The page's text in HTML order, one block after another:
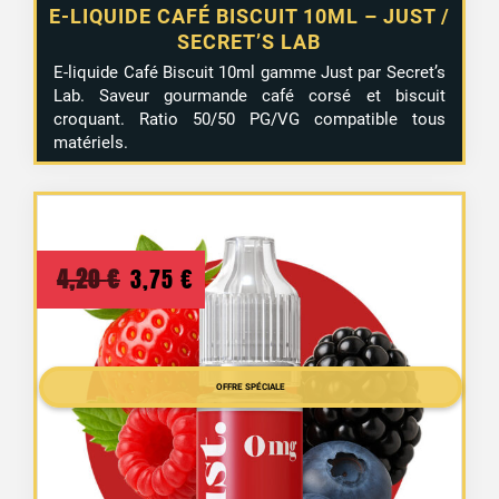
E-LIQUIDE CAFÉ BISCUIT 10ML – JUST /
SECRET’S LAB
E-liquide Café Biscuit 10ml gamme Just par Secret’s
Lab. Saveur gourmande café corsé et biscuit
croquant. Ratio 50/50 PG/VG compatible tous
matériels.
OFFRE SPÉCIALE
4,20€ Le
prix
initial
était :
4,20 €.
3,75 € Le
prix
actuel
est :
3,75 €.